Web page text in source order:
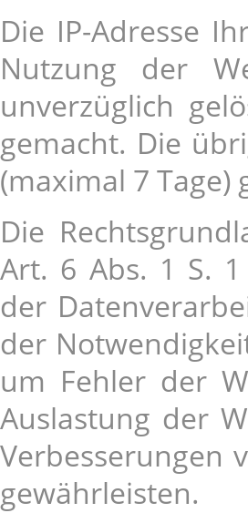
Die IP-Adresse
Nutzung der
unverzüglich
gemacht. Die
(maximal 7 Tage)
Die
Art. 6 Abs. 1 S.
der
der
um Fehler der
Auslastung der
Verbesserungen
gewährleisten.